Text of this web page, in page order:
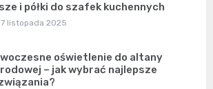
i półki do szafek kuchennych
listopada 2025
oświetlenie do altany
– jak wybrać najlepsze